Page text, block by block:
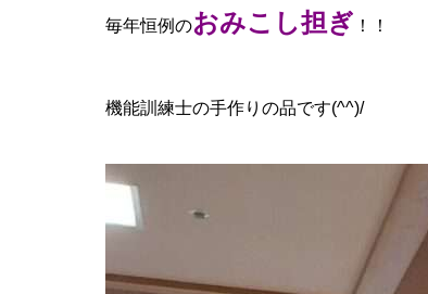
毎年恒例のおみこし担ぎ ！！
機能訓練士の手作りの品です(^^)/